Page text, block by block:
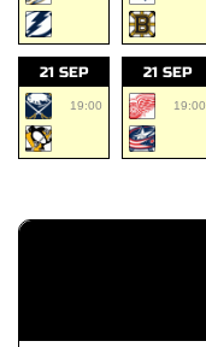
21 SEP
19:00
21 SEP
19:00